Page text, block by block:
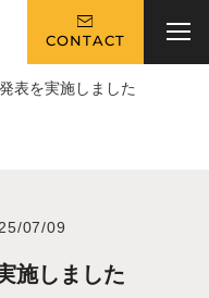
CONTACT
表を実施しました
07/09
施しました